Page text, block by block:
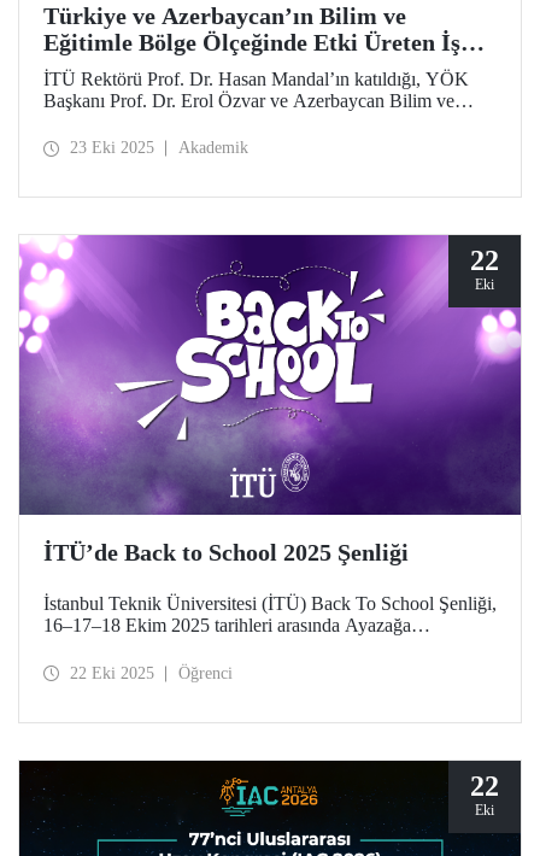
Türkiye ve Azerbaycan’ın Bilim ve
Eğitimle Bölge Ölçeğinde Etki Üreten İş
Birliği
İTÜ Rektörü Prof. Dr. Hasan Mandal’ın katıldığı, YÖK
Başkanı Prof. Dr. Erol Özvar ve Azerbaycan Bilim ve
Azerbaycan Üniversitesi ve Karabağ Üniversitesi
23 Eki 2025 Akademik
22
Eki
İTÜ’de Back to School 2025 Şenliği
İstanbul Teknik Üniversitesi (İTÜ) Back To School Şenliği,
16–17–18 Ekim 2025 tarihleri arasında Ayazağa
etkinlikler ve konserlerle şenlik coşkusunu doyasıya yaşadı.
22 Eki 2025 Öğrenci
22
Eki